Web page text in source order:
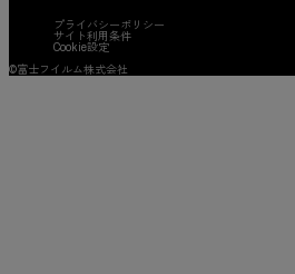
プライバシーポリシー
サイト利用条件
Cookie設定
©富士フイルム株式会社